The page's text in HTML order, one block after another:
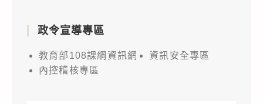
政令宣導專區
教育部108課綱資訊網
資訊安全專區
內控稽核專區